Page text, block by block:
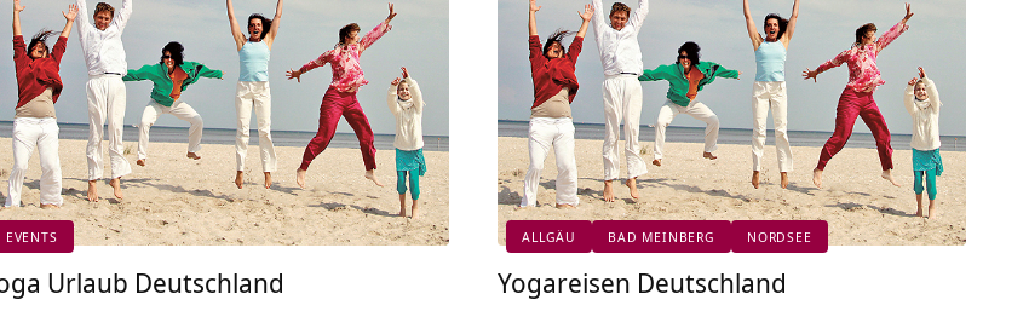
EVENTS
Urlaub Deutschland
ALLGÄU BAD MEINBERG NORDSEE
Yogareisen Deutschland